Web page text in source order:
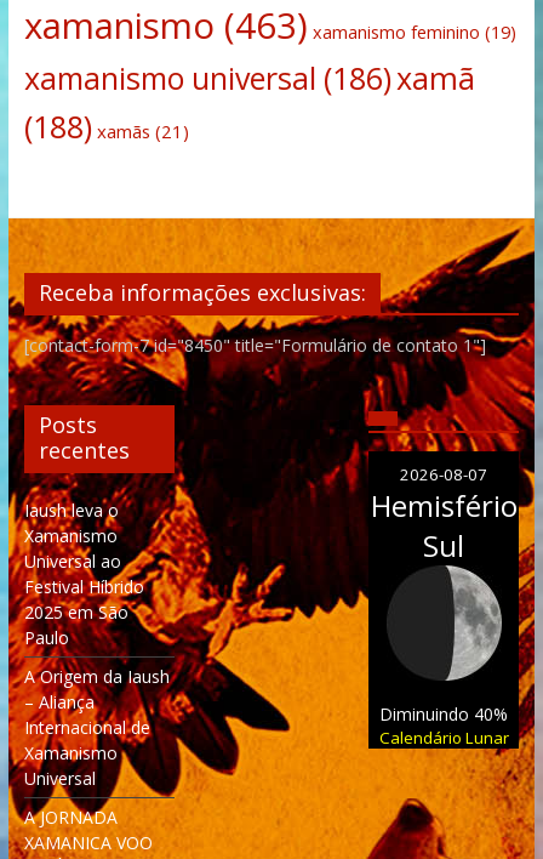
xamanismo (463) xamanismo feminino (19)
xamanismo universal (186)xamã
(188) xamãs (21)
Receba informações exclusivas:
[contact-form-7 id="8450" title="Formulário de contato 1"]
Posts
recentes
Iaush leva o
Xamanismo
Universal ao
Festival Híbrido
2025 em São
Paulo
A Origem da Iaush
– Aliança
Internacional de
Xamanismo
Universal
A JORNADA
XAMANICA VOO
2026-08-07
Hemisfério
Sul
Diminuindo 40%
Calendário Lunar